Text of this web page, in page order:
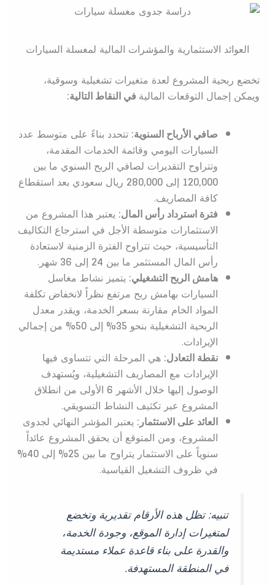
العوائد الاستثمارية والمؤشرات المالية لمغسلة السيارات
تخضع ربحية المشروع لعدة متغيرات تشغيلية وسوقية،
ويمكن إجمال التوقعات الماليةفي النقاط التالية:
صافي الأرباح السنوية:تتحدد بناءً على متوسط عدد
السيارات اليومي وقائمة الخدمات المقدمة،
وتتراوح التقديرات لصافي الربح السنوي ما بين
120,000إلى 280,000ريال سعودي بعد استقطاع
كافة المصاريف.
فترة استرداد رأس المال:يعتبر هذا المشروع من
الاستثمارات متوسطة الأجل في استرجاع التكاليف
التأسيسية، حيث تتراوح الفترة الزمنية لاستعادة
رأس المال المستثمر ما بين 24إلى 36شهر.
هامش الربح التشغيلي:يتميز نشاط مغاسل
السيارات بهامش ربح مرتفع نظراً لانخفاض تكلفة
المواد الخام مقارنة بسعر الخدمة، ويقدر معدل
الربحية التشغيلية بنحو 35% إلى 50% من إجمالي
الإيرادات.
نقطة التعادل:هي المرحلة التي تتساوى فيها
الإيرادات مع المصاريف التشغيلية، ويُستهدف
الوصول إليها خلال الأشهر 6الأولى من انطلاق
المشروع عبر تكثيف النشاط التسويقي.
العائد على الاستثمار:يعتبر المؤشر النهائي لجدوى
المشروع، ومن المتوقع أن يحقق المشروع عائداً
سنوياً على الاستثمار يتراوح ما بين 25% إلى 40%
في ظروف التشغيل القياسية.
تنبيه: تظل هذه الأرقام تقديرية وتخضع
لمتغيرات إدارة الموقع، وجودة الخدمة،
والقدرة على بناء قاعدة عملاء مستديمة
في المنطقة المستهدفة.